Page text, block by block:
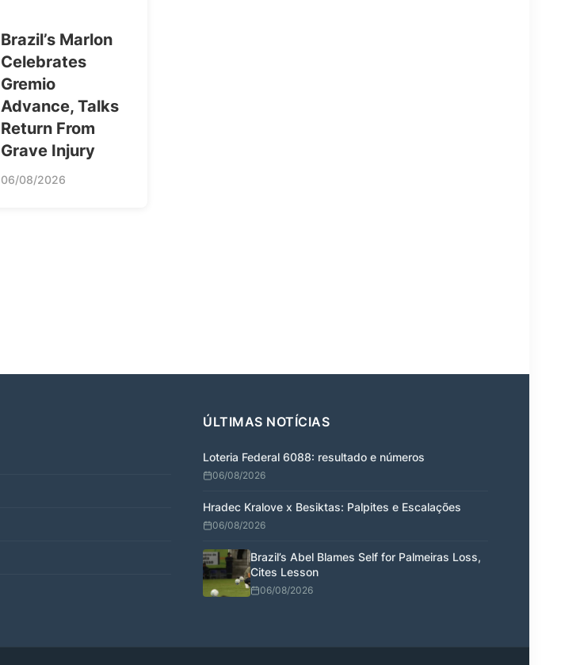
Brazil’s Marlon
Celebrates
Gremio
Advance, Talks
Return From
Grave Injury
06/08/2026
ÚLTIMAS NOTÍCIAS
Loteria Federal 6088: resultado e números
06/08/2026
Hradec Kralove x Besiktas: Palpites e Escalações
06/08/2026
Brazil’s Abel Blames Self for Palmeiras Loss,
Cites Lesson
06/08/2026